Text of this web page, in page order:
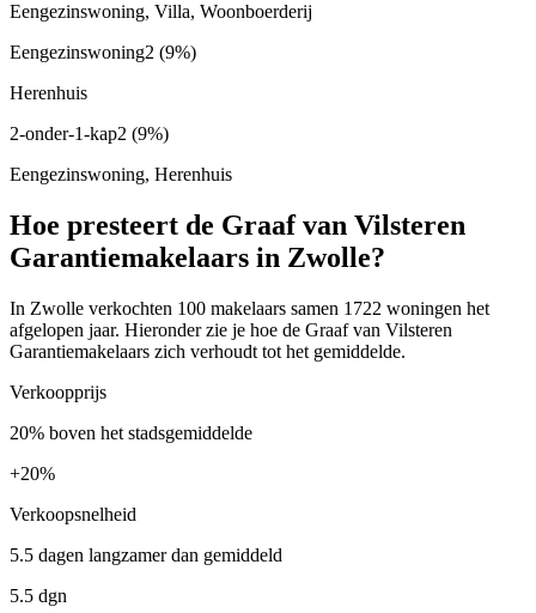
Eengezinswoning, Villa, Woonboerderij
Eengezinswoning2 (9%)
Herenhuis
2-onder-1-kap2 (9%)
Eengezinswoning, Herenhuis
Hoe presteert de Graaf van Vilsteren
Garantiemakelaars in Zwolle?
In Zwolle verkochten 100 makelaars samen 1722 woningen het
afgelopen jaar. Hieronder zie je hoe de Graaf van Vilsteren
Garantiemakelaars zich verhoudt tot het gemiddelde.
Verkoopprijs
20% boven het stadsgemiddelde
+20%
Verkoopsnelheid
5.5 dagen langzamer dan gemiddeld
5.5 dgn